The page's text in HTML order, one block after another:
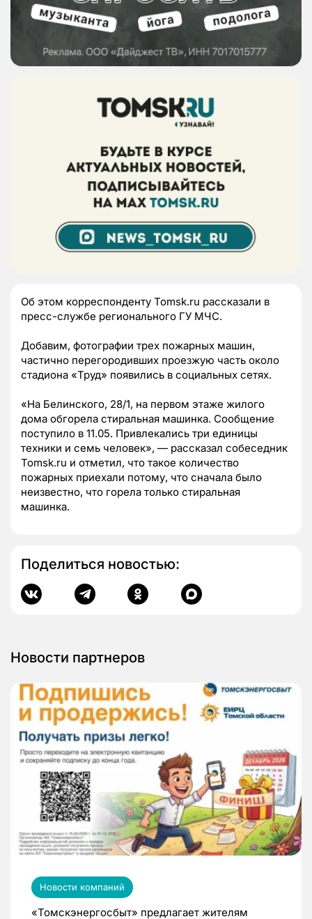
Об этом корреспонденту Tomsk.ru рассказали в
пресс-службе регионального ГУ МЧС.
Добавим, фотографии трех пожарных машин,
частично перегородивших проезжую часть около
стадиона «Труд» появились в социальных сетях.
«На Белинского, 28/1, на первом этаже жилого
дома обгорела стиральная машинка. Сообщение
поступило в 11.05. Привлекались три единицы
техники и семь человек», — рассказал собеседник
Tomsk.ru и отметил, что такое количество
пожарных приехали потому, что сначала было
неизвестно, что горела только стиральная
машинка.
Поделиться новостью:
Новости партнеров
Новости компаний
«Томскэнергосбыт» предлагает жителям